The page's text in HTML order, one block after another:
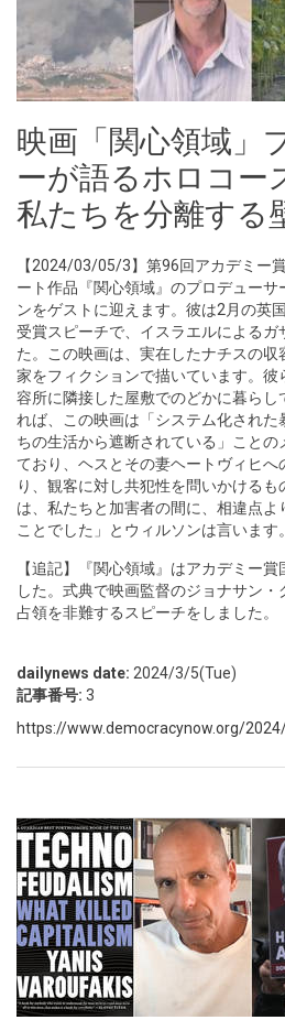
映画「関心領域」
ーが語るホロコー
私たちを分離する
【2024/03/05/3】第96回アカデミー
ート作品『関心領域』のプロデューサ
ンをゲストに迎えます。彼は2月の英
受賞スピーチで、イスラエルによるガ
た。この映画は、実在したナチスの
家をフィクションで描いています。彼
容所に隣接した屋敷でのどかに暮らし
れば、この映画は「システム化された
ちの生活から遮断されている」こと
ており、ヘスとその妻ヘートヴィヒへ
り、観客に対し共犯性を問いかける
は、私たちと加害者の間に、相違点
ことでした」とウィルソンは言います。
【追記】『関心領域』はアカデミー
した。式典で映画監督のジョナサン
占領を非難するスピーチをしました。
dailynews date: 2024/3/5(Tue)
記事番号: 3
https://www.democracynow.org/